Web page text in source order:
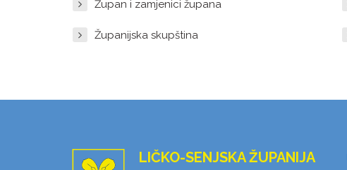
Župan i zamjenici župana
Županijska skupština
LIČKO-SENJSKA ŽUPANIJA